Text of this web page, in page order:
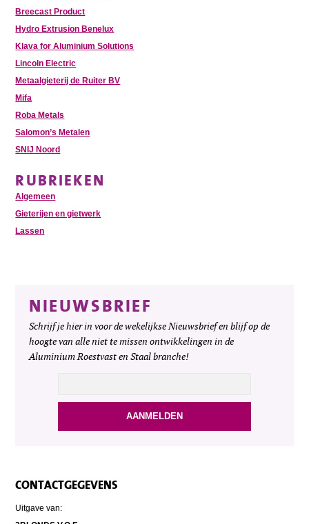
Breecast Product
Hydro Extrusion Benelux
Klava for Aluminium Solutions
Lincoln Electric
Metaalgieterij de Ruiter BV
Mifa
Roba Metals
Salomon’s Metalen
SNIJ Noord
RUBRIEKEN
Algemeen
Gieterijen en gietwerk
Lassen
NIEUWSBRIEF
Schrijf je hier in voor de wekelijkse Nieuwsbrief en blijf op de
hoogte van alle niet te missen ontwikkelingen in de
Aluminium Roestvast en Staal branche!
CONTACTGEGEVENS
Uitgave van: